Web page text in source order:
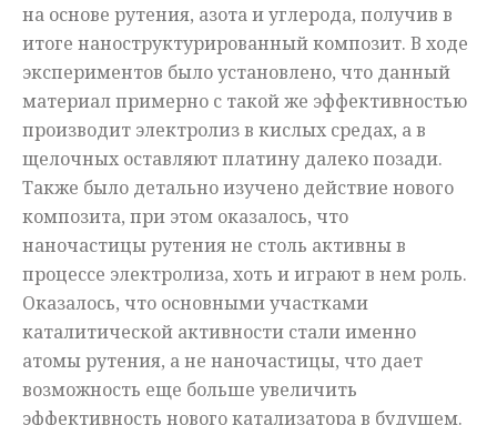
на основе рутения, азота и углерода, получив в
итоге наноструктурированный композит. В ходе
экспериментов было установлено, что данный
материал примерно с такой же эффективностью
производит электролиз в кислых средах, а в
щелочных оставляют платину далеко позади.
Также было детально изучено действие нового
композита, при этом оказалось, что
наночастицы рутения не столь активны в
процессе электролиза, хоть и играют в нем роль.
Оказалось, что основными участками
каталитической активности стали именно
атомы рутения, а не наночастицы, что дает
возможность еще больше увеличить
эффективность нового катализатора в будущем.